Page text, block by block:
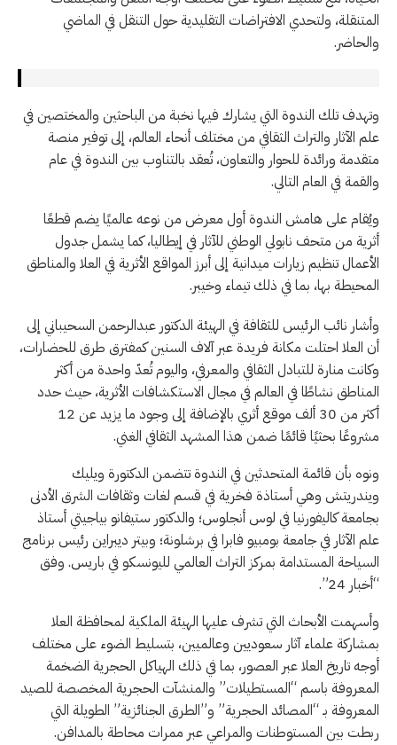
المتنقلة، ولتحدي الافتراضات التقليدية حول التنقل في الماضي
والحاضر.
وتهدف تلك الندوة التي يشارك فيها نخبة من الباحثين والمختصين في
علم الآثار والتراث الثقافي من مختلف أنحاء العالم، إلى توفير منصة
متقدمة ورائدة للحوار والتعاون، تُعقد بالتناوب بين الندوة في عام
والقمة في العام التالي.
ويُقام على هامش الندوة أول معرض من نوعه عالميًا يضم قطعًا
أثرية من متحف نابولي الوطني للآثار في إيطاليا، كما يشمل جدول
الأعمال تنظيم زيارات ميدانية إلى أبرز المواقع الأثرية في العلا والمناطق
المحيطة بها، بما في ذلك تيماء وخيبر.
وأشار نائب الرئيس للثقافة في الهيئة الدكتور عبدالرحمن السحيباني إلى
أن العلا احتلت مكانة فريدة عبر آلاف السنين كمفترق طرق للحضارات،
وكانت منارة للتبادل الثقافي والمعرفي، واليوم تُعدّ واحدة من أكثر
المناطق نشاطًا في العالم في مجال الاستكشافات الأثرية، حيث حدد
أكثر من 30 ألف موقع أثري بالإضافة إلى وجود ما يزيد عن 12
مشروعًا بحثيًا قائمًا ضمن هذا المشهد الثقافي الغني.
ونوه بأن قائمة المتحدثين في الندوة تتضمن الدكتورة ويليك
ويندريتش وهي أستاذة فخرية في قسم لغات وثقافات الشرق الأدنى
بجامعة كاليفورنيا في لوس أنجلوس؛ والدكتور ستيفانو بياجيتي أستاذ
علم الآثار في جامعة بومبيو فابرا في برشلونة؛ وبيتر ديبراين رئيس برنامج
السياحة المستدامة بمركز التراث العالمي لليونسكو في باريس. وفق
“أخبار 24”.
وأسهمت الأبحاث التي تشرف عليها الهيئة الملكية لمحافظة العلا
بمشاركة علماء آثار سعوديين وعالميين، بتسليط الضوء على مختلف
أوجه تاريخ العلا عبر العصور، بما في ذلك الهياكل الحجرية الضخمة
المعروفة باسم “المستطيلات” والمنشآت الحجرية المخصصة للصيد
المعروفة بـ “المصائد الحجرية” و”الطرق الجنائزية” الطويلة التي
ربطت بين المستوطنات والمراعي عبر ممرات محاطة بالمدافن.